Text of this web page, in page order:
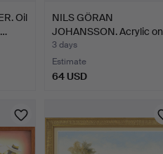
Oil
NILS GÖRAN
JOHANSSON. Acrylic on
canvas bo…
3 days
Estimate
64 USD